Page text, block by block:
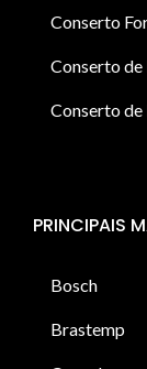
Conserto
Conserto
Conserto de
PRINCIPAIS
Bosch
Brastemp